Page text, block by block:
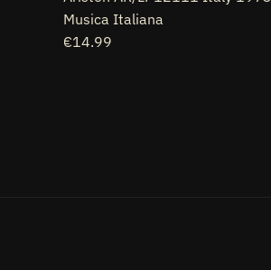
Musica Italiana
€14.99